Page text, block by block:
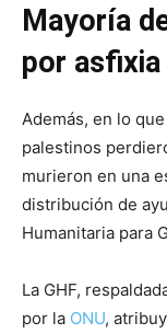
Mayoría
por asfixia
Además, en lo
palestinos
murieron en una
distribución de
Humanitaria para
La GHF,
por la ONU,